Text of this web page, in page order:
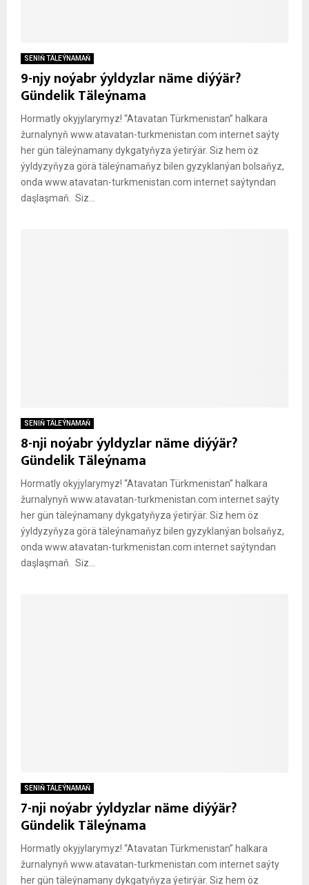
SENIŇ TÄLEÝNAMAŇ
9-njy noýabr ýyldyzlar näme diýýär?
Gündelik Täleýnama
Hormatly okyjylarymyz! “Atavatan Türkmenistan” halkara
žurnalynyň www.atavatan-turkmenistan.com internet saýty
her gün täleýnamany dykgatyňyza ýetirýär. Siz hem öz
ýyldyzyňyza görä täleýnamaňyz bilen gyzyklanýan bolsaňyz,
onda www.atavatan-turkmenistan.com internet saýtyndan
daşlaşmaň. Siz...
SENIŇ TÄLEÝNAMAŇ
8-nji noýabr ýyldyzlar näme diýýär?
Gündelik Täleýnama
Hormatly okyjylarymyz! “Atavatan Türkmenistan” halkara
žurnalynyň www.atavatan-turkmenistan.com internet saýty
her gün täleýnamany dykgatyňyza ýetirýär. Siz hem öz
ýyldyzyňyza görä täleýnamaňyz bilen gyzyklanýan bolsaňyz,
onda www.atavatan-turkmenistan.com internet saýtyndan
daşlaşmaň. Siz...
SENIŇ TÄLEÝNAMAŇ
7-nji noýabr ýyldyzlar näme diýýär?
Gündelik Täleýnama
Hormatly okyjylarymyz! “Atavatan Türkmenistan” halkara
žurnalynyň www.atavatan-turkmenistan.com internet saýty
her gün täleýnamany dykgatyňyza ýetirýär. Siz hem öz